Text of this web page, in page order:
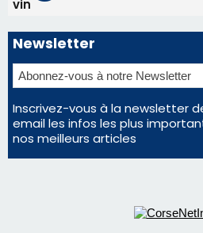
Régie publicitaire
Mentions légales
Nous contacter